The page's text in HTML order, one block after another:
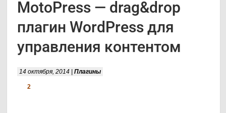
MotoPress — drag&drop
плагин WordPress для
управления контентом
14 октября, 2014 |Плагины
2